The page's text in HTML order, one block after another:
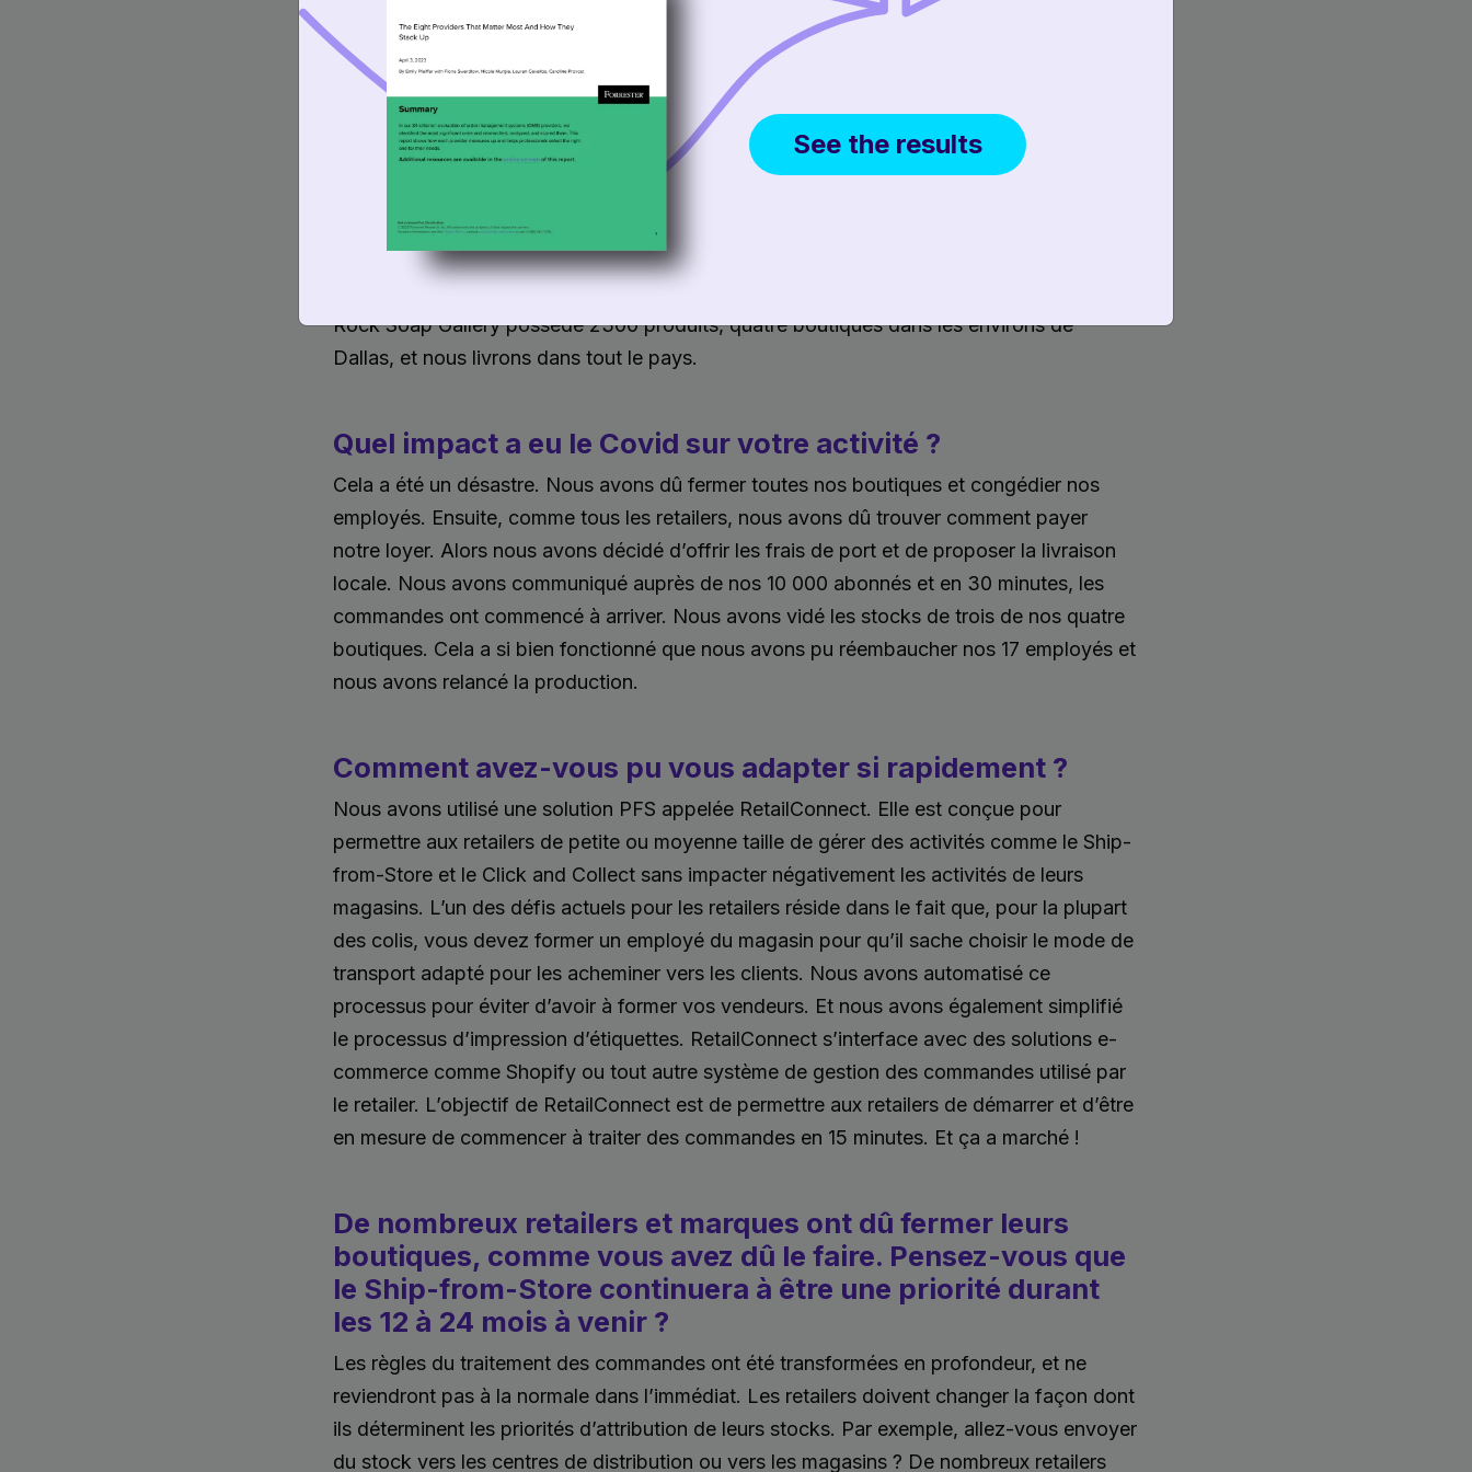
des stocks et la rapidité de livraison. Les clients peuvent obtenir les articles de leur choix,
quand ils le souhaitent.
Parlez-nous de votre expérience en tant que retailer
savon. C’était un cadeau. Il voulait devenir entrepreneur, et nous avons donc créé notre
savon puis fabriqué des bougies et des lotions. Au marché de producteurs où nous
Rock Soap Gallery possède 2300 produits, quatre boutiques dans les environs de
Dallas, et nous livrons dans tout le pays.
Quel impact a eu le Covid sur votre activité ?
Cela a été un désastre. Nous avons dû fermer toutes nos boutiques et congédier nos
employés. Ensuite, comme tous les retailers, nous avons dû trouver comment payer
notre loyer. Alors nous avons décidé d’offrir les frais de port et de proposer la livraison
locale. Nous avons communiqué auprès de nos 10 000 abonnés et en 30 minutes, les
commandes ont commencé à arriver. Nous avons vidé les stocks de trois de nos quatre
boutiques. Cela a si bien fonctionné que nous avons pu réembaucher nos 17 employés et
nous avons relancé la production.
Comment avez-vous pu vous adapter si rapidement ?
Nous avons utilisé une solution PFS appelée RetailConnect. Elle est conçue pour
permettre aux retailers de petite ou moyenne taille de gérer des activités comme le Ship-
from-Store et le Click and Collect sans impacter négativement les activités de leurs
magasins. L’un des défis actuels pour les retailers réside dans le fait que, pour la plupart
des colis, vous devez former un employé du magasin pour qu’il sache choisir le mode de
transport adapté pour les acheminer vers les clients. Nous avons automatisé ce
processus pour éviter d’avoir à former vos vendeurs. Et nous avons également simplifié
le processus d’impression d’étiquettes. RetailConnect s’interface avec des solutions e-
commerce comme Shopify ou tout autre système de gestion des commandes utilisé par
le retailer. L’objectif de RetailConnect est de permettre aux retailers de démarrer et d’être
en mesure de commencer à traiter des commandes en 15 minutes. Et ça a marché !
De nombreux retailers et marques ont dû fermer leurs
boutiques, comme vous avez dû le faire. Pensez-vous que
le Ship-from-Store continuera à être une priorité durant
les 12 à 24 mois à venir ?
Les règles du traitement des commandes ont été transformées en profondeur, et ne
reviendront pas à la normale dans l’immédiat. Les retailers doivent changer la façon dont
ils déterminent les priorités d’attribution de leurs stocks. Par exemple, allez-vous envoyer
du stock vers les centres de distribution ou vers les magasins ? De nombreux retailers
See the results